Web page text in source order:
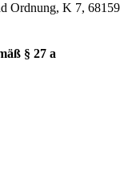
Ordnung, K 7, 68159
§ 27 a